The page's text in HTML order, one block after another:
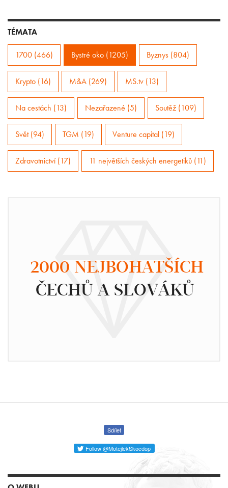
TÉMATA
1700 (466) Bystré oko (1205) Byznys (804)
Krypto (16) M&A (269) MS.tv (13)
Na cestách (13) Nezařazené (5) Soutěž (109)
Svět (94) TGM (19) Venture capital (19)
Zdravotnictví (17) 11 největších českých energetiků (11)
2000 NEJBOHATŠÍCH
ČECHŮ A SLOVÁKŮ
Sdílet
Follow @MotejlekSkocdop